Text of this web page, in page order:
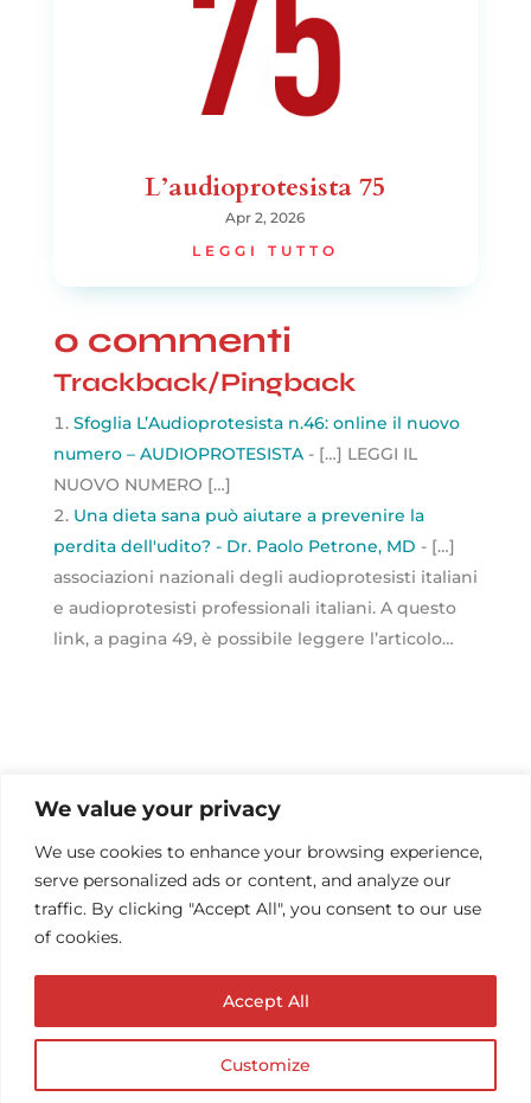
We value your privacy
We use cookies to enhance your browsing experience,
serve personalized ads or content, and analyze our
traffic. By clicking "Accept All", you consent to our use
of cookies.
Customize
Accept All
L’audioprotesista 75
Apr 2, 2026
LEGGI TUTTO
0 commenti
Trackback/Pingback
Sfoglia L’Audioprotesista n.46: online il nuovo
numero – AUDIOPROTESISTA- […] LEGGI IL
NUOVO NUMERO […]
Una dieta sana può aiutare a prevenire la
perdita dell'udito? - Dr. Paolo Petrone, MD - […]
associazioni nazionali degli audioprotesisti italiani
e audioprotesisti professionali italiani. A questo
link, a pagina 49, è possibile leggere l’articolo…
© Copyright AUDIOPROTESISTA.IT. All rights
reserved.| ECA EDIT S.R.L. Partita IVA: 02214740686